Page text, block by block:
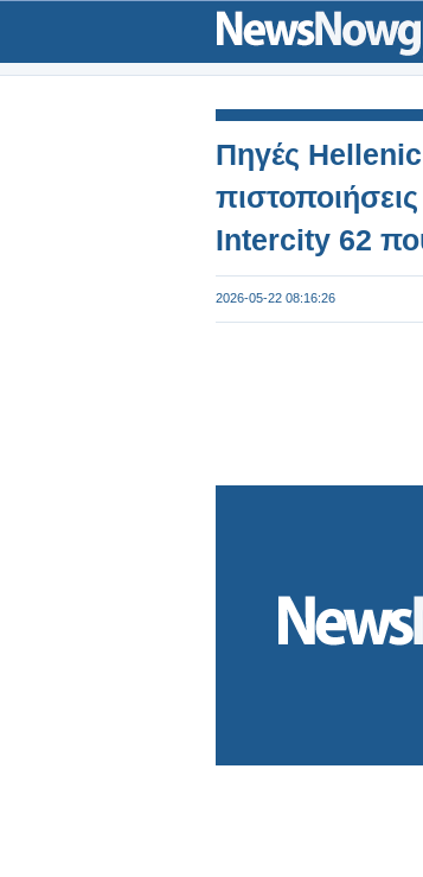
Πηγές Hellenic
Intercity 62
2026-05-22 08:16:26